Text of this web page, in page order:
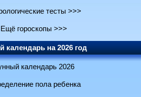
тесты >>>
Ещё гороскопы >>>
календарь на 2026 год
календарь 2026
пола ребенка